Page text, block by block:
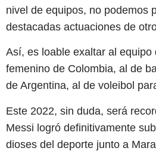
nivel de equipos, no podemos
destacadas actuaciones de
Así, es loable exaltar al equipo
femenino de Colombia, al de
de Argentina, al de voleibol
Este 2022, sin duda, será
Messi logró definitivamente
dioses del deporte junto a